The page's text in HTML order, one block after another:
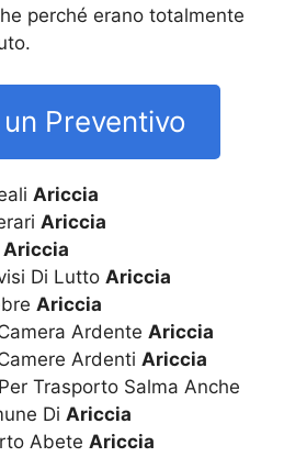
perché erano totalmente
Preventivo
Ariccia
Ariccia
Ariccia
Di Lutto Ariccia
Ariccia
Ardente Ariccia
Ardenti Ariccia
Trasporto Salma Anche
Di Ariccia
Abete Ariccia